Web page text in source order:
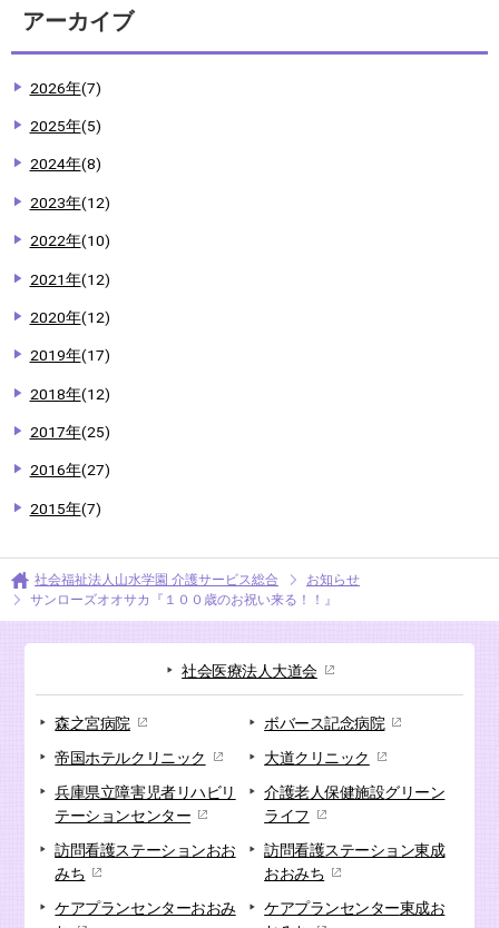
アーカイブ
2026年(7)
2025年(5)
2024年(8)
2023年(12)
2022年(10)
2021年(12)
2020年(12)
2019年(17)
2018年(12)
2017年(25)
2016年(27)
2015年(7)
社会福祉法人山水学園 介護サービス総合
お知らせ
サンローズオオサカ『１００歳のお祝い来る！！』
社会医療法人大道会
森之宮病院
ボバース記念病院
帝国ホテルクリニック
大道クリニック
兵庫県立障害児者リハビリ
テーションセンター
介護老人保健施設グリーン
ライフ
訪問看護ステーションおお
みち
訪問看護ステーション東成
おおみち
ケアプランセンターおおみ
ケアプランセンター東成お